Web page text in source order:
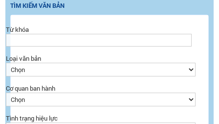
TÌM KIẾM VĂN BẢN
Từ khóa
Loại văn bản
Cơ quan ban hành
Tình trạng hiệu lực